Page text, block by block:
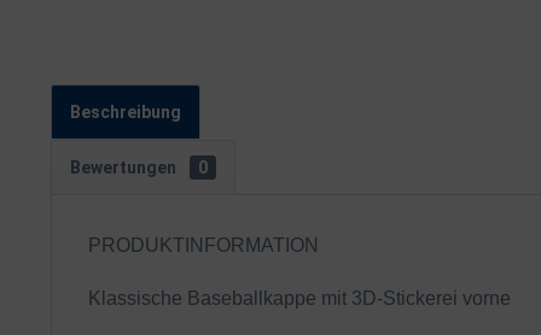
Beschreibung
Bewertungen 0
PRODUKTINFORMATION
Klassische Baseballkappe mit 3D-Stickerei vorne